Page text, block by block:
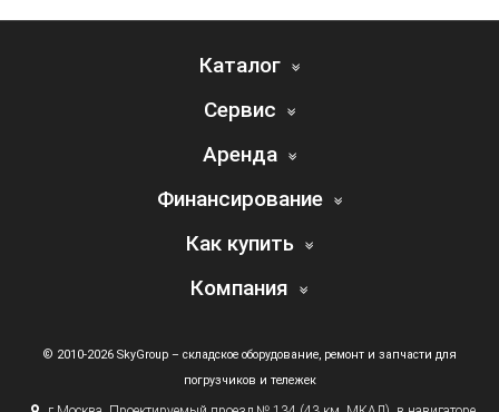
Каталог
Сервис
Аренда
Финансирование
Как купить
Компания
© 2010-2026 SkyGroup – складское оборудование, ремонт и запчасти для
погрузчиков и тележек